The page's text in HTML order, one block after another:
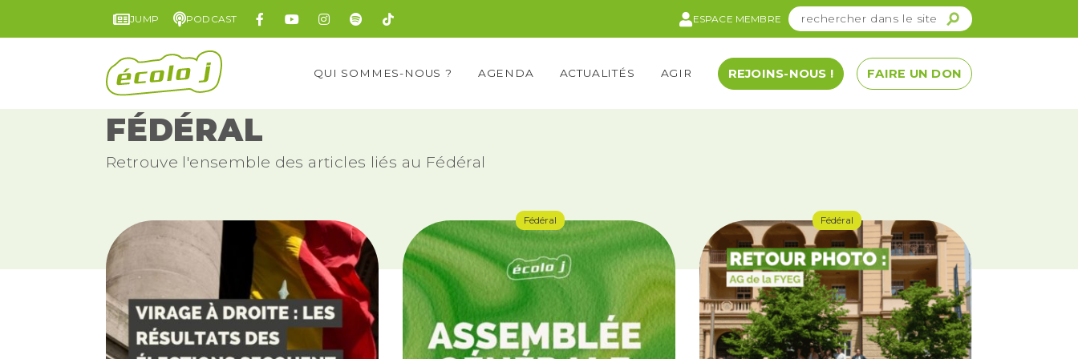
JUMP PODCAST ESPACE MEMBRE
QUI SOMMES-NOUS ? AGENDA ACTUALITÉS AGIR REJOINS-NOUS ! FAIRE UN DON
FÉDÉRAL
Retrouve l'ensemble des articles liés au Fédéral
Fédéral Fédéral